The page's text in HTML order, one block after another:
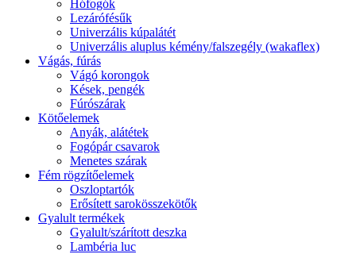
Hófogók
Lezárófésűk
Univerzális kúpalátét
Univerzális aluplus kémény/falszegély (wakaflex)
Vágás, fúrás
Vágó korongok
Kések, pengék
Fúrószárak
Kötőelemek
Anyák, alátétek
Fogópár csavarok
Menetes szárak
Fém rögzítőelemek
Oszloptartók
Erősített sarokösszekötők
Gyalult termékek
Gyalult/szárított deszka
Lambéria luc